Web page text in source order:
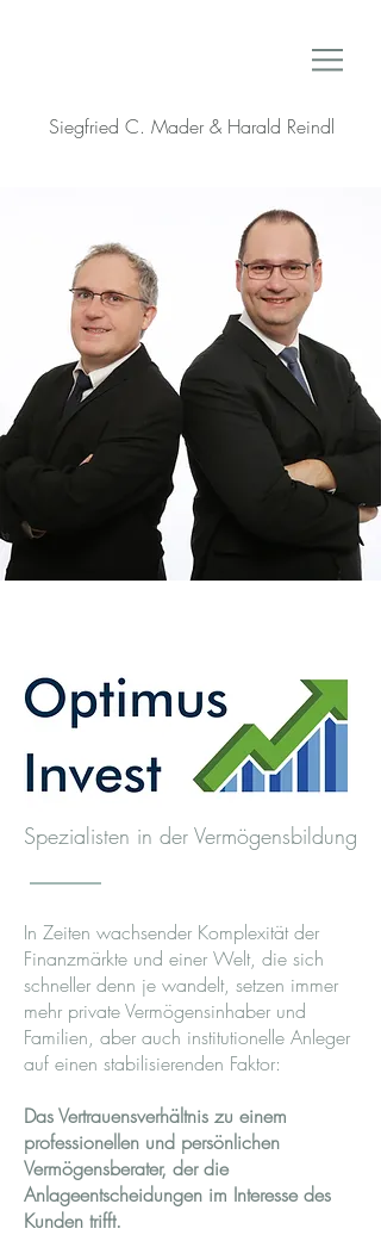
In Zeiten wachsender Komplexität der
Finanzmärkte und einer Welt, die sich
schneller denn je wandelt, setzen immer
mehr private Vermögensinhaber und
Familien, aber auch institutionelle Anleger
auf einen stabilisierenden Faktor:
Das Vertrauensverhältnis zu einem
professionellen und persönlichen
Vermögensberater, der die
Anlageentscheidungen im Interesse des
Kunden trifft.
Spezialisten in der Vermögensbildung
Siegfried C. Mader & Harald Reindl